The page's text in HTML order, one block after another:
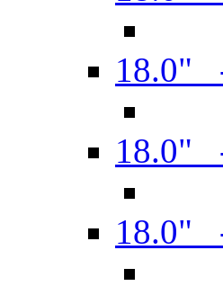
18.0"
18.0"
18.0"